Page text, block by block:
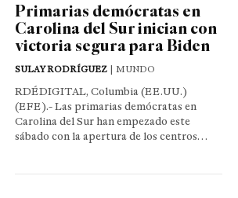
Primarias demócratas en
Carolina del Sur inician con
victoria segura para Biden
SULAY RODRÍGUEZ | MUNDO
RDÉDIGITAL, Columbia (EE.UU.)
(EFE).- Las primarias demócratas en
Carolina del Sur han empezado este
sábado con la apertura de los centros…